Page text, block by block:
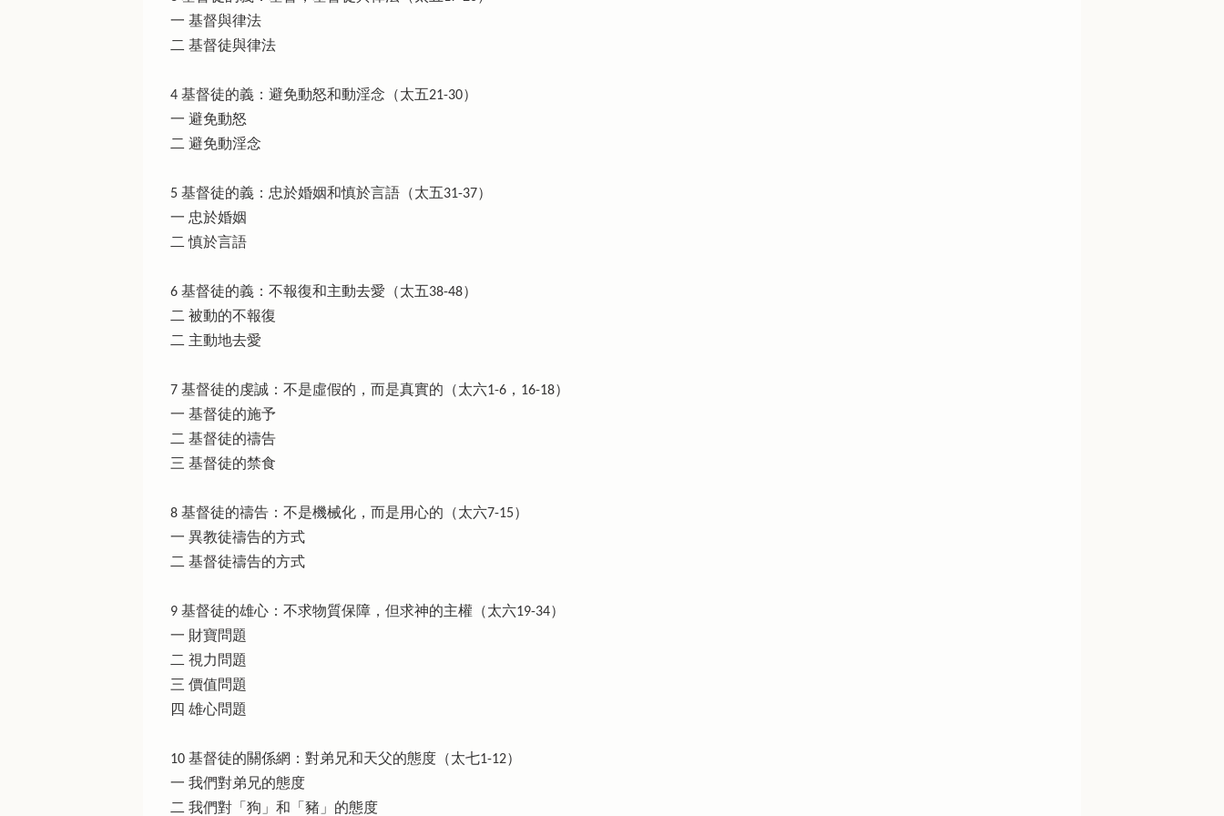
一 基督與律法
二 基督徒與律法
4 基督徒的義：避免動怒和動淫念（太五21-30）
一 避免動怒
二 避免動淫念
5 基督徒的義：忠於婚姻和慎於言語（太五31-37）
一 忠於婚姻
二 慎於言語
6 基督徒的義：不報復和主動去愛（太五38-48）
二 被動的不報復
二 主動地去愛
7 基督徒的虔誠：不是虛假的，而是真實的（太六1-6，16-18）
一 基督徒的施予
二 基督徒的禱告
三 基督徒的禁食
8 基督徒的禱告：不是機械化，而是用心的（太六7-15）
一 異教徒禱告的方式
二 基督徒禱告的方式
9 基督徒的雄心：不求物質保障，但求神的主權（太六19-34）
一 財寶問題
二 視力問題
三 價值問題
四 雄心問題
10 基督徒的關係網：對弟兄和天父的態度（太七1-12）
一 我們對弟兄的態度
二 我們對「狗」和「豬」的態度